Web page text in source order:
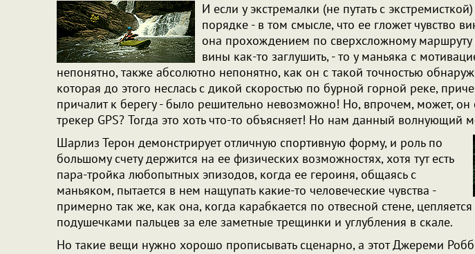
И если у экстремалки (не путать с
порядке - в том смысле, что ее гложет чувство
она прохождением по сверхсложному маршруту
вины как-то заглушить, - то у маньяка с
непонятно, также абсолютно непонятно, как он с такой точностью
которая до этого неслась с дикой скоростью по бурной горной реке,
причалит к берегу - было решительно невозможно! Но, впрочем, может, он
трекер GPS? Тогда это хоть что-то объясняет! Но нам данный волнующий
Шарлиз Терон демонстрирует отличную спортивную форму, и роль по
большому счету держится на ее физических возможностях, хотя тут есть
пара-тройка любопытных эпизодов, когда ее героиня, общаясь с
маньяком, пытается в нем нащупать какие-то человеческие чувства -
примерно так же, как она, когда карабкается по отвесной стене,
подушечками пальцев за еле заметные трещинки и углубления в скале.
Но такие вещи нужно хорошо прописывать сценарно, а этот Джереми